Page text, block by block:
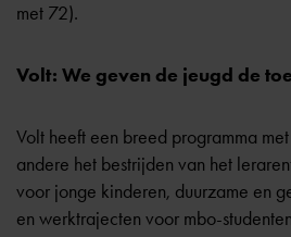
met 72).
Volt: We geven de jeugd de
Volt heeft een breed programma
andere het bestrijden van het
voor jonge kinderen, duurzame en
en werktrajecten voor mbo-